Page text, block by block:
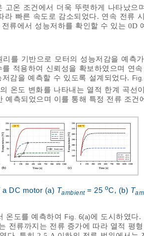
고온 조건에서 더욱 뚜렷하게 나타났으
라 빠른 속도로 감소되었다. 연속 전류
류에서 성능저하를 확인할 수 있는 0D
리를 기반으로 모터의 성능저감을 예측
를 적용하여 신뢰성을 확보하였으며 연
감을 예측할 수 있도록 설계되었다.
온도 변화를 나타내는 열적 한계 곡선
예측되었으며 이를 통해 특정 전류 조
a DC motor (a) Tambient= 25 oC, (b) T
온도를 예측하여 Fig. 6(a)에 도시하였다
전류까지는 전류 증가에 따라 열적 평